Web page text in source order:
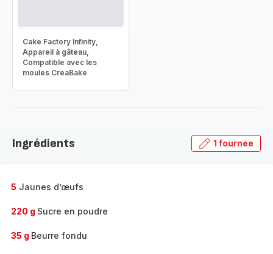
Cake Factory Infinity,
Appareil à gâteau,
Compatible avec les
moules CreaBake
Ingrédients 1 fournée
5 Jaunes d’œufs
220 g Sucre en poudre
35 g Beurre fondu